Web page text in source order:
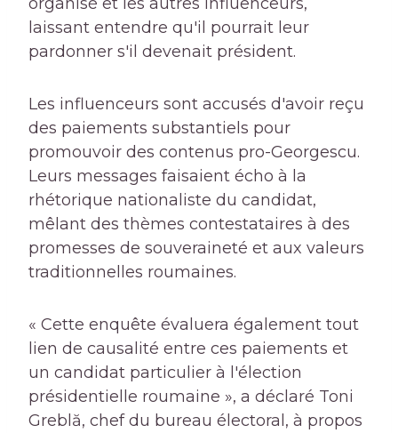
laissant entendre qu'il pourrait leur
pardonner s'il devenait président.
Les influenceurs sont accusés d'avoir reçu
des paiements substantiels pour
promouvoir des contenus pro-Georgescu.
Leurs messages faisaient écho à la
rhétorique nationaliste du candidat,
mêlant des thèmes contestataires à des
promesses de souveraineté et aux valeurs
traditionnelles roumaines.
« Cette enquête évaluera également tout
lien de causalité entre ces paiements et
un candidat particulier à l'élection
présidentielle roumaine », a déclaré Toni
Greblă, chef du bureau électoral, à propos